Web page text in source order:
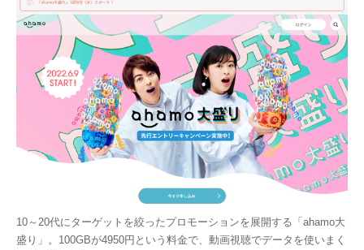
10～20代にターゲットを絞ったプロモーションを展開する「ahamo大
盛り」。100GBが4950円という料金で、動画視聴でデータを使いまく